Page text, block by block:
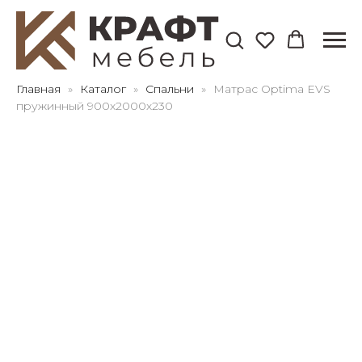
Главная Каталог Спальни
Матрас Optima EVS
пружинный 900х2000х230